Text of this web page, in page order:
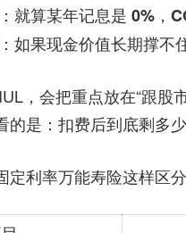
：就算某年记息是 0%，
：如果现金价值长期撑
，会把重点放在“跟股
是： 扣费后到底剩多
定利率万能寿险这样区分